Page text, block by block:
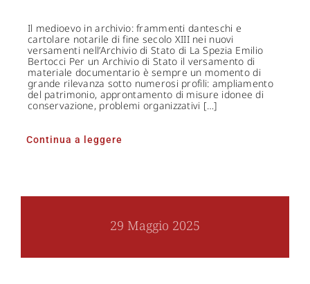
Il medioevo in archivio: frammenti danteschi e
cartolare notarile di fine secolo XIII nei nuovi
versamenti nell’Archivio di Stato di La Spezia Emilio
Bertocci Per un Archivio di Stato il versamento di
materiale documentario è sempre un momento di
grande rilevanza sotto numerosi profili: ampliamento
del patrimonio, approntamento di misure idonee di
conservazione, problemi organizzativi […]
Continua a leggere
29 Maggio 2025